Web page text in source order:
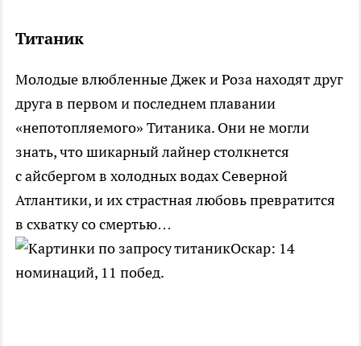
Титаник
Молодые влюбленные Джек и Роза находят друг
друга в первом и последнем плавании
«непотопляемого» Титаника. Они не могли
знать, что шикарный лайнер столкнется
с айсбергом в холодных водах Северной
Атлантики, и их страстная любовь превратится
в схватку со смертью…
Оскар: 14
номинаций, 11 побед.